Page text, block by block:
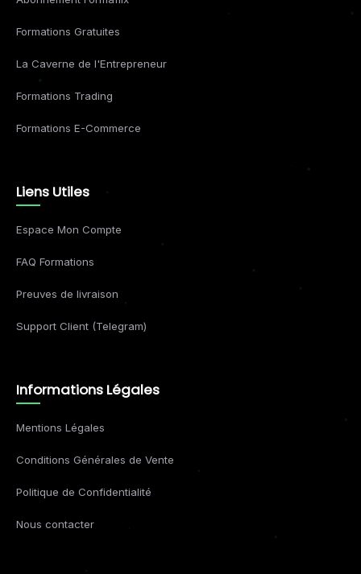
Formations Gratuites
La Caverne de l'Entrepreneur
Formations Trading
Formations E-Commerce
Liens Utiles
Espace Mon Compte
FAQ Formations
Preuves de livraison
Support Client (Telegram)
Informations Légales
Mentions Légales
Conditions Générales de Vente
Politique de Confidentialité
Nous contacter